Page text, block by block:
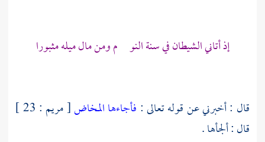
إذ أتاني الشيطان في سنة النو م ومن مال ميله مثبورا
قال : أخبرني عن قوله تعالى : فأجاءها المخاض
[ مريم : 23 ]
قال : ألجأها .